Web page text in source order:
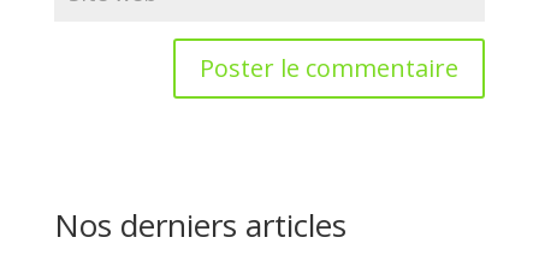
Nos derniers articles